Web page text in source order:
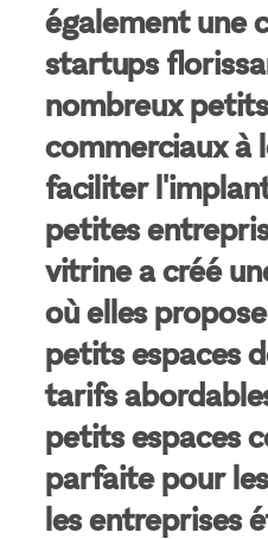
également une
startups
nombreux
commerciaux à
faciliter
petites
vitrine a créé
où elles
petits espaces
tarifs
petits espaces
parfaite pour
les entreprises